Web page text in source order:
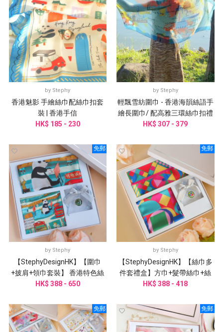
by Stephy
香港魅影 手繪絲巾配絲巾扣套
裝 | 香港手信
HK$ 185 - 230
by Stephy
輕飄雪紡圍巾 - 香港海韻絲語手
繪長圍巾/ 配高雅三環絲巾扣禮
盒
HK$ 307 - 379
免郵
by Stephy
【StephyDesignHK】【圍巾
+披肩+領巾套裝】 香港特色絲
巾+手工絲巾扣
HK$ 388 - 650
免郵
by Stephy
【StephyDesignHK】【絲巾多
件套禮盒】方巾+髮帶絲巾+絲
巾扣 多件套經典禮盒 | 客製化
HK$ 388 - 418
免郵 免郵